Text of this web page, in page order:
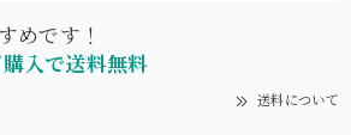
めです！
入で送料無料
送料について